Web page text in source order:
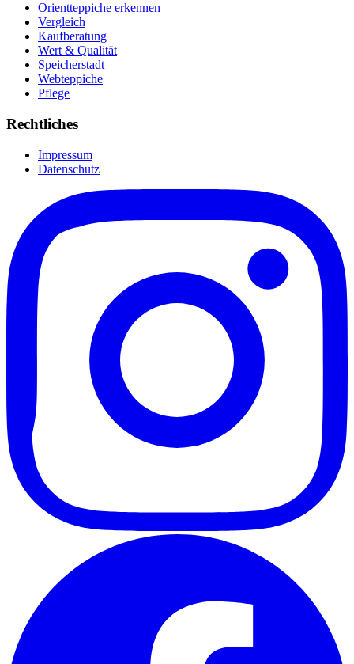
Orientteppiche erkennen
Vergleich
Kaufberatung
Wert & Qualität
Speicherstadt
Webteppiche
Pflege
Rechtliches
Impressum
Datenschutz